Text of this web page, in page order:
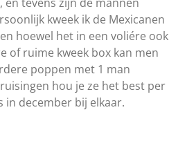
kweek ik de Mexicanen
hoewel het in een voliére ook
of ruime kweek box kan men
poppen met 1 man
hou je ze het best per
in december bij elkaar.